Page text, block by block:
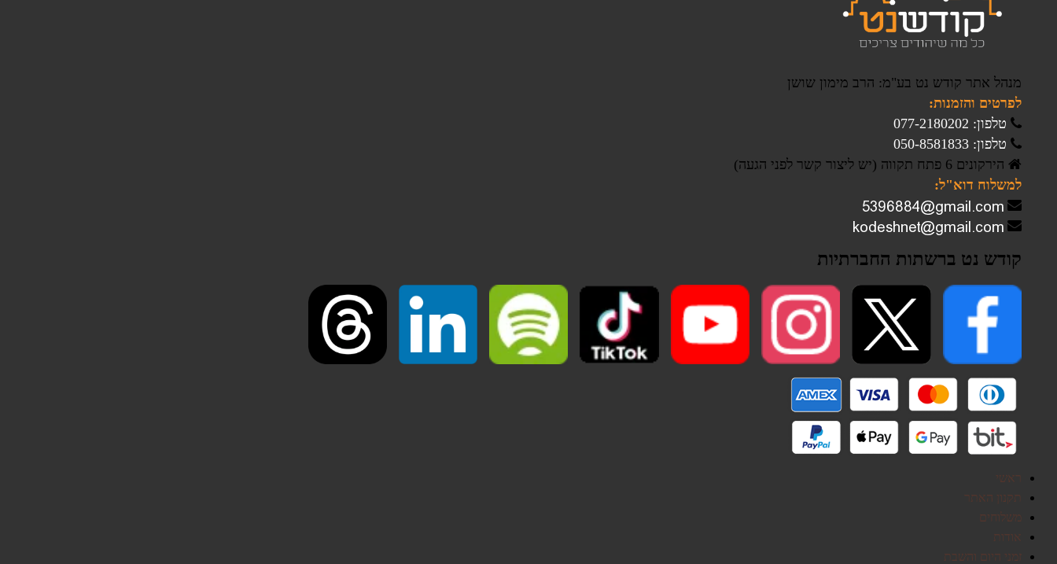
מנהל אתר קודש נט בע"מ: הרב מימון שושן
לפרטים והזמנות:
טלפון: 077-2180202
טלפון: 050-8581833
הירקונים 6 פתח תקווה (יש ליצור קשר לפני הגעה)
למשלוח דוא"ל:
קודש נט ברשתות החברתיות
ראשי
תקנון האתר
משלוחים
אודות
זמני היום והשבת